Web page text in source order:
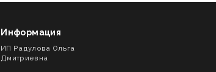
Информация
ИП Радулова Ольга
Дмитриевна